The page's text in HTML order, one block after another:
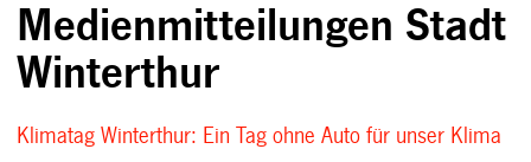
Medienmitteilungen Stadt
Winterthur
Klimatag Winterthur: Ein Tag ohne Auto für unser Klima